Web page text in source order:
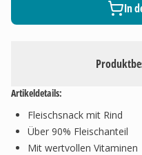
Artikeldetails:
Fleischsnack mit Rind
Über 90% Fleischanteil
Mit wertvollen Vitaminen
In